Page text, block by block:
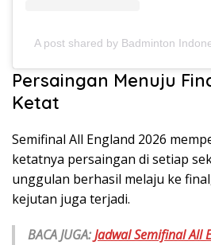
A post shared by Badminton
Persaingan Menuju
Ketat
Semifinal All England 2026
ketatnya persaingan di setiap
unggulan berhasil melaju ke
kejutan juga terjadi.
BACA JUGA:Jadwal Semifinal All